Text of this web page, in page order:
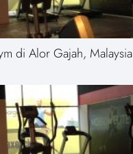
di Alor Gajah, Malaysia